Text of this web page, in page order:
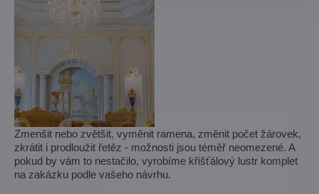
Zmenšit nebo zvětšit, vyměnit ramena, změnit počet žárovek,
zkrátit i prodloužit řetěz - možnosti jsou téměř neomezené. A
pokud by vám to nestačilo, vyrobíme křišťálový lustr komplet
na zakázku podle vašeho návrhu.